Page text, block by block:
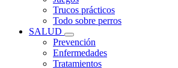
Trucos prácticos
Todo sobre perros
SALUD
Prevención
Enfermedades
Tratamientos